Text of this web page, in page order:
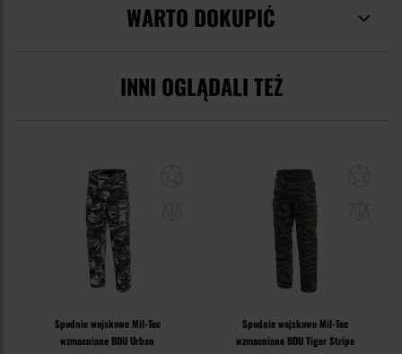
WARTO DOKUPIĆ
INNI OGLĄDALI TEŻ
Spodnie wojskowe Mil-Tec
wzmacniane BDU Urban
Spodnie wojskowe Mil-Tec
wzmacniane BDU Tiger Stripe